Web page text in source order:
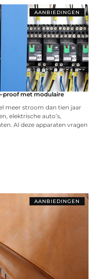
AANBIEDINGEN
proof met modulaire
meer stroom dan tien jaar
elektrische auto’s,
Al deze apparaten vragen
AANBIEDINGEN